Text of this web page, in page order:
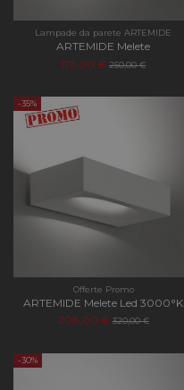
Lampade da parete ARTEMIDE
ARTEMIDE Melete
175,00 € 250,00 €
-35%
Offerte Promo
ARTEMIDE Melete Led 3000°K
208,00 € 320,00 €
-30%
_ga_KEQLFFEDKH